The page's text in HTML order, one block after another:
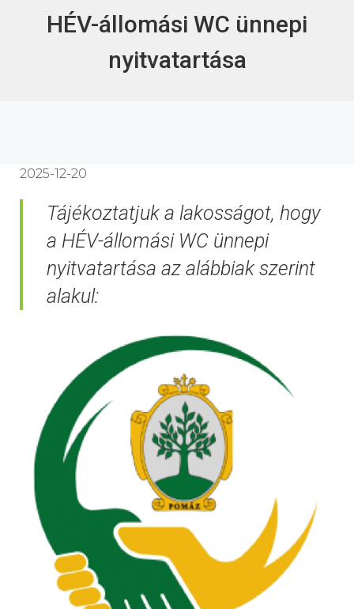
HÉV-állomási WC ünnepi
nyitvatartása
2025-12-20
Tájékoztatjuk a lakosságot, hogy
a HÉV-állomási WC ünnepi
nyitvatartása az alábbiak szerint
alakul: